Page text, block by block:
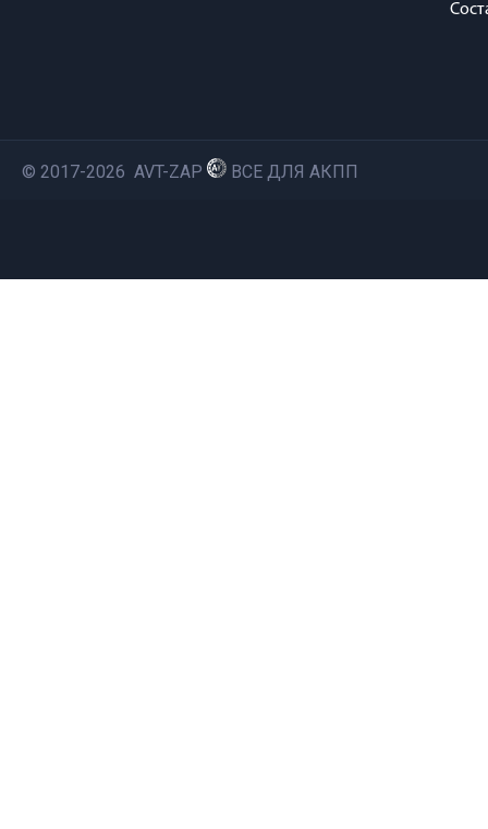
© 2017-2026 AVT-ZAP ВСЕ ДЛЯ АКПП